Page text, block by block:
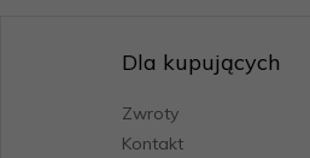
Dla kupujących
Zwroty
Kontakt